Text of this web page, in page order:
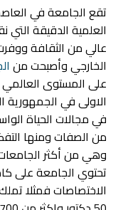
تقع الجامعة في
العلمية الدقيقة
عالي من الثقافة
الخارجي وأصبحت من
على المستوى العالمي
الاولى في الجمهورية
في مجالات الحياة
من الصفات ومنها
وهي من أكثر الجامعات
تحتوي الجامعة على